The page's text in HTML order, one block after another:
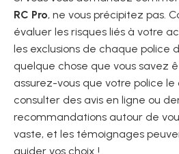
RC Pro, ne vous précipitez pas.
évaluer les risques liés à votre
les exclusions de chaque police
quelque chose que vous savez
assurez-vous que votre police le
consulter des avis en ligne ou
recommandations autour de
vaste, et les témoignages
guider vos choix !